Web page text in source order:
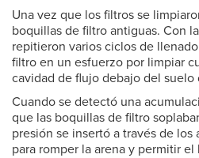
Una vez que los filtros se
boquillas de filtro antiguas. Con
repitieron varios ciclos de
filtro en un esfuerzo por limpiar
cavidad de flujo debajo del suelo
Cuando se detectó una
que las boquillas de filtro
presión se insertó a través de
para romper la arena y permitir el